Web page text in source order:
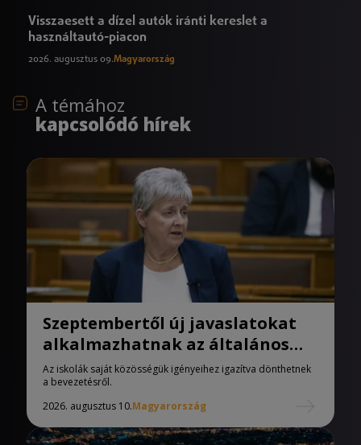
Visszaesett a dízel autók iránti kereslet a
használtautó-piacon
2026. augusztus 09.Magyarország
A témához
kapcsolódó hírek
Szeptembertől új javaslatokat
alkalmazhatnak az általános
iskolák
Az iskolák saját közösségük igényeihez igazítva dönthetnek
a bevezetésről.
2026. augusztus 10.Magyarország